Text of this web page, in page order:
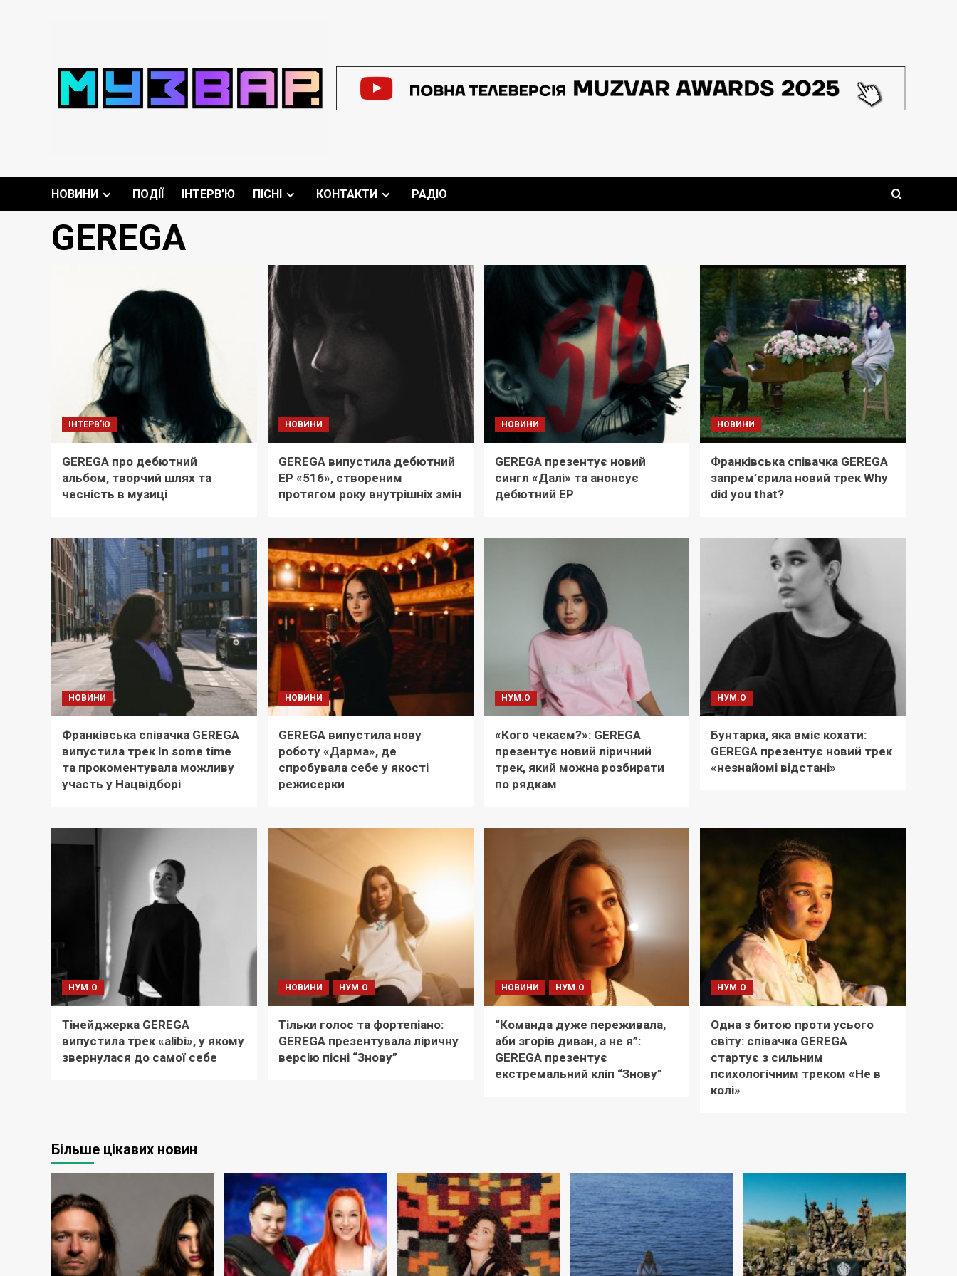
НОВИНИ ПОДІЇ ІНТЕРВ’Ю ПІСНІ КОНТАКТИ РАДІО
GEREGA
ІНТЕРВ'Ю
GEREGA про дебютний
альбом, творчий шлях та
чесність в музиці
НОВИНИ
GEREGA випустила дебютний
EP «516», створеним
протягом року внутрішніх змін
НОВИНИ
GEREGA презентує новий
сингл «Далі» та анонсує
дебютний EP
НОВИНИ
Франківська співачка GEREGA
запрем’єрила новий трек Why
did you that?
НОВИНИ
Франківська співачка GEREGA
випустила трек In some time
та прокоментувала можливу
участь у Нацвідборі
НОВИНИ
GEREGA випустила нову
роботу «Дарма», де
спробувала себе у якості
режисерки
НУМ.О
«Кого чекаєм?»: GEREGA
презентує новий ліричний
трек, який можна розбирати
по рядкам
НУМ.О
Бунтарка, яка вміє кохати:
GEREGA презентує новий трек
«незнайомі відстані»
НУМ.О
Тінейджерка GEREGA
випустила трек «alibi», у якому
звернулася до самої себе
НОВИНИ НУМ.О
Тільки голос та фортепіано:
GEREGA презентувала ліричну
версію пісні “Знову”
НОВИНИ НУМ.О
“Команда дуже переживала,
аби згорів диван, а не я”:
GEREGA презентує
екстремальний кліп “Знову”
НУМ.О
Одна з битою проти усього
світу: співачка GEREGA
стартує з сильним
психологічним треком «Не в
колі»
Більше цікавих новин